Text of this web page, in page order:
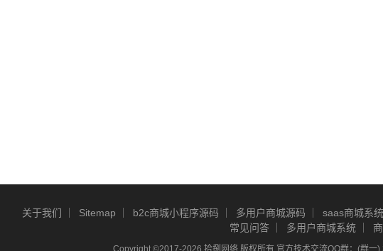
关于我们 Sitemap b2c商城小程序源码 多用户商城源码 saas商城系
常见问答
多用户商城系统
Copyright ©2017-2026 拾捌网络 版权所有 官方技术交流QQ群：(群